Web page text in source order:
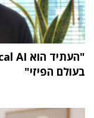
בעולם הפיזי"